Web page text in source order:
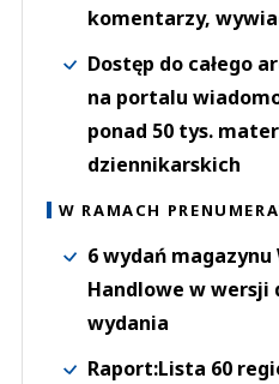
komentarzy,
Dostęp do całego
na portalu
ponad 50 tys.
dziennikarskich
W RAMACH
6 wydań magazynu
Handlowe w wersji
wydania
Raport:Lista 60